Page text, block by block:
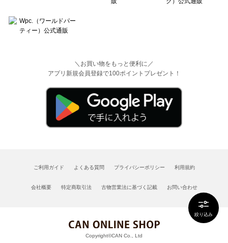
絞り込み
＼お買い物をもっと便利に／
アプリ新規会員登録で100ポイントプレゼント！
ご利用ガイド よくある質問 プライバシーポリシー 利用規約
会社概要 特定商取引法 古物営業法に基づく記載 お問い合わせ
Copyright©CAN Co., Ltd